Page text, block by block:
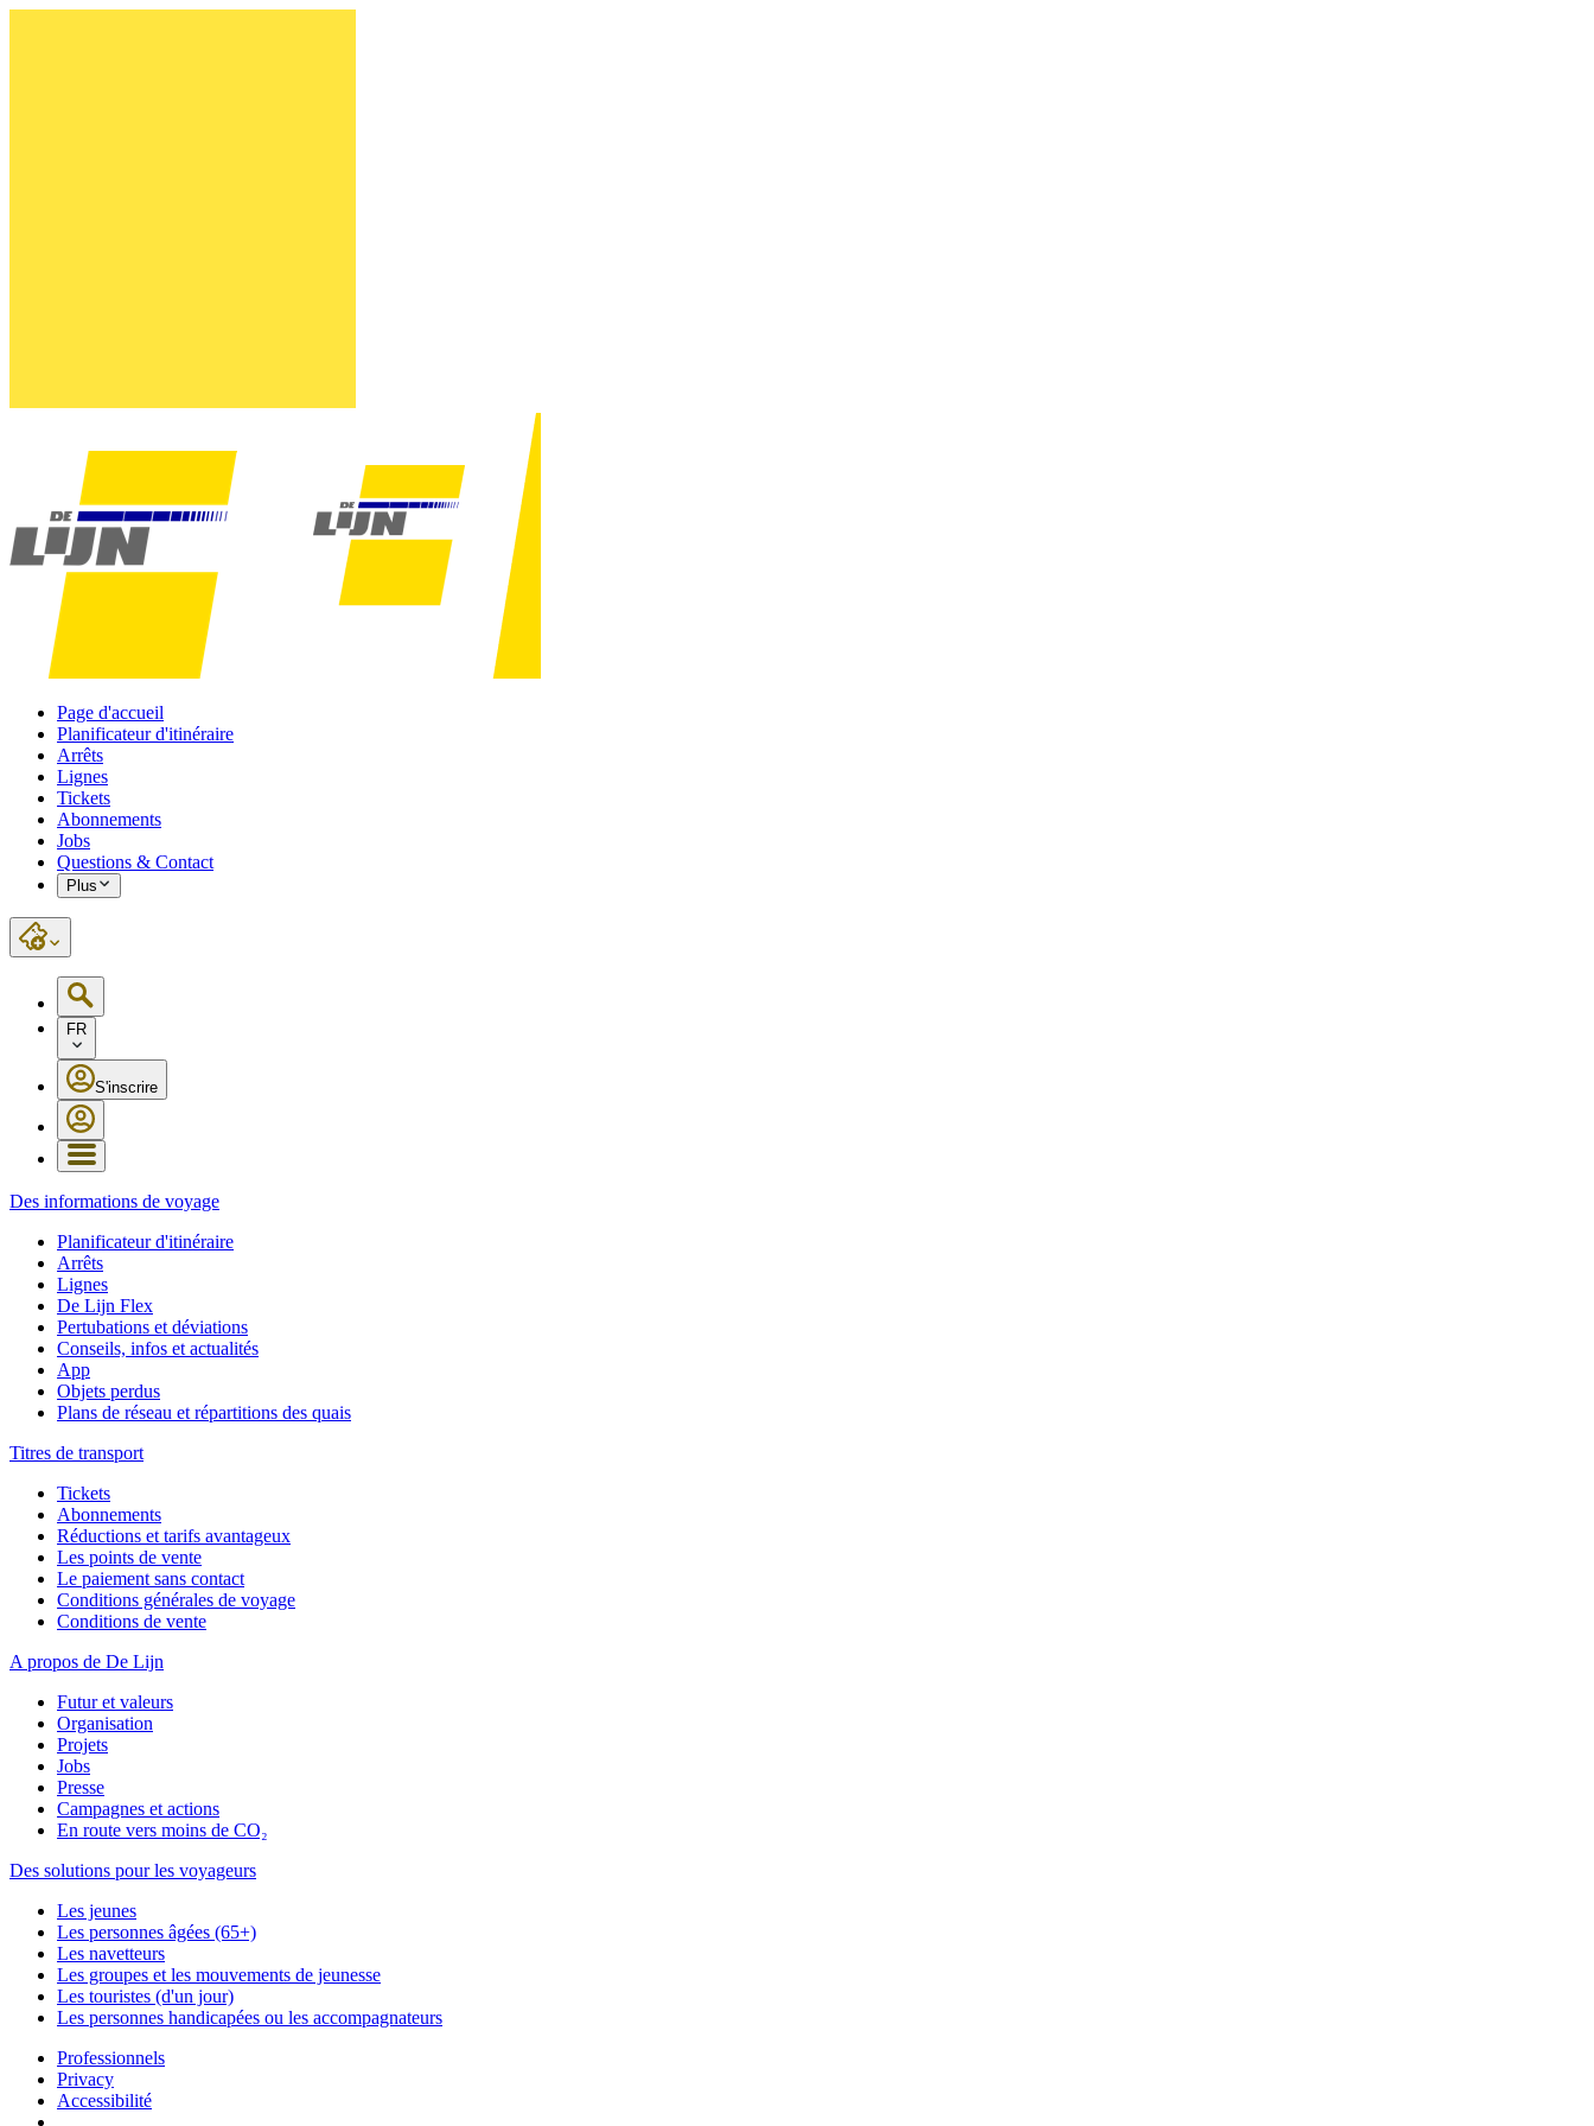
Page d'accueil
Planificateur d'itinéraire
Arrêts
Lignes
Tickets
Abonnements
Jobs
Questions & Contact
Plus
FR
S'inscrire
Des informations de voyage
Planificateur d'itinéraire
Arrêts
Lignes
De Lijn Flex
Pertubations et déviations
Conseils, infos et actualités
App
Objets perdus
Plans de réseau et répartitions des quais
Titres de transport
Tickets
Abonnements
Réductions et tarifs avantageux
Les points de vente
Le paiement sans contact
Conditions générales de voyage
Conditions de vente
A propos de De Lijn
Futur et valeurs
Organisation
Projets
Jobs
Presse
Campagnes et actions
En route vers moins de CO₂
Des solutions pour les voyageurs
Les jeunes
Les personnes âgées (65+)
Les navetteurs
Les groupes et les mouvements de jeunesse
Les touristes (d'un jour)
Les personnes handicapées ou les accompagnateurs
Professionnels
Privacy
Accessibilité